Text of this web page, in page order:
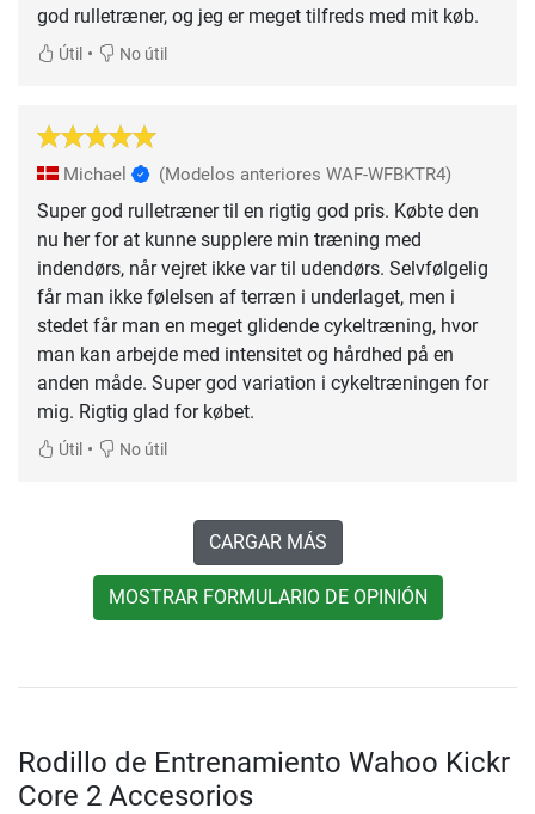
god rulletræner, og jeg er meget tilfreds med mit køb.
Útil • No útil
Michael (Modelos anteriores WAF-WFBKTR4)
Super god rulletræner til en rigtig god pris. Købte den
nu her for at kunne supplere min træning med
indendørs, når vejret ikke var til udendørs. Selvfølgelig
får man ikke følelsen af terræn i underlaget, men i
stedet får man en meget glidende cykeltræning, hvor
man kan arbejde med intensitet og hårdhed på en
anden måde. Super god variation i cykeltræningen for
mig. Rigtig glad for købet.
Útil • No útil
CARGAR MÁS
MOSTRAR FORMULARIO DE OPINIÓN
Rodillo de Entrenamiento Wahoo Kickr
Core 2 Accesorios